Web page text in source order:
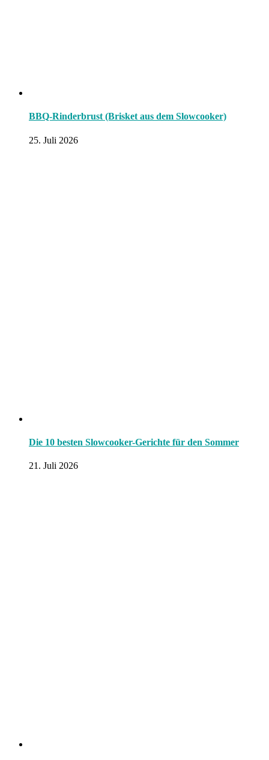
BBQ-Rinderbrust (Brisket aus dem Slowcooker)
25. Juli 2026
Die 10 besten Slowcooker-Gerichte für den Sommer
21. Juli 2026